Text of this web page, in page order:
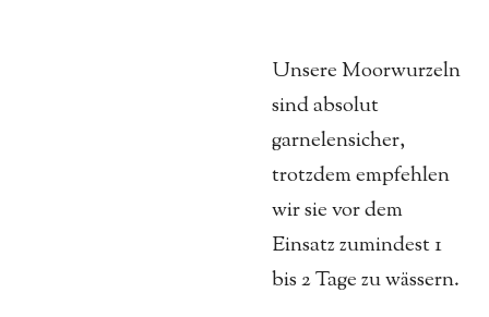
Unsere Moorwurzeln
sind absolut
garnelensicher,
trotzdem empfehlen
wir sie vor dem
Einsatz zumindest 1
bis 2 Tage zu wässern.